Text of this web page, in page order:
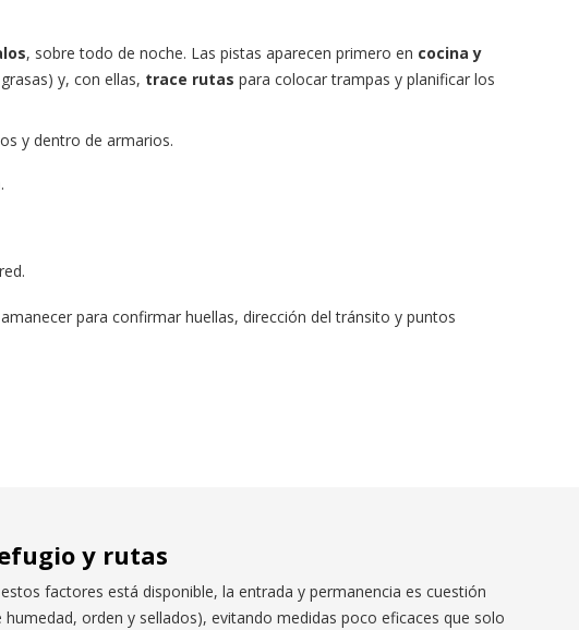
, sobre todo de noche. Las pistas aparecen primero en cocina y
y, con ellas, trace rutas para colocar trampas y planificar los
y dentro de armarios.
para confirmar huellas, dirección del tránsito y puntos
y rutas
factores está disponible, la entrada y permanencia es cuestión
orden y sellados), evitando medidas poco eficaces que solo